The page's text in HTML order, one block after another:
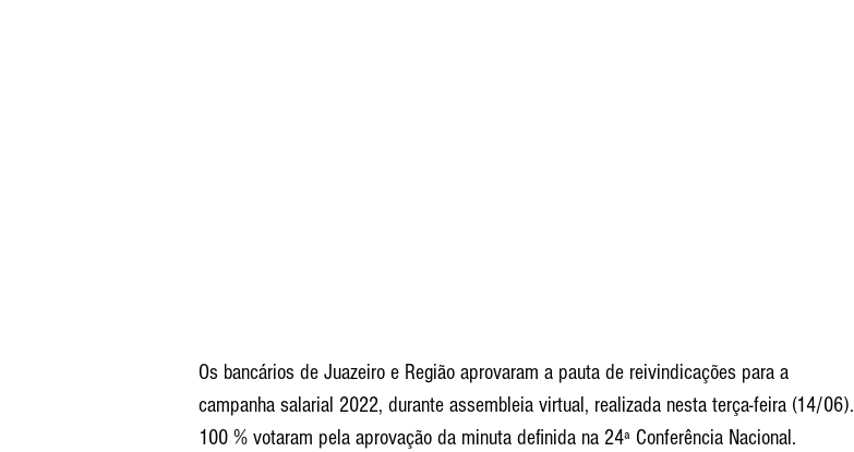
Os bancários de Juazeiro e Região aprovaram a pauta de reivindicações para a
campanha salarial 2022, durante assembleia virtual, realizada nesta terça-feira (14/06).
100 % votaram pela aprovação da minuta definida na 24ª Conferência Nacional.